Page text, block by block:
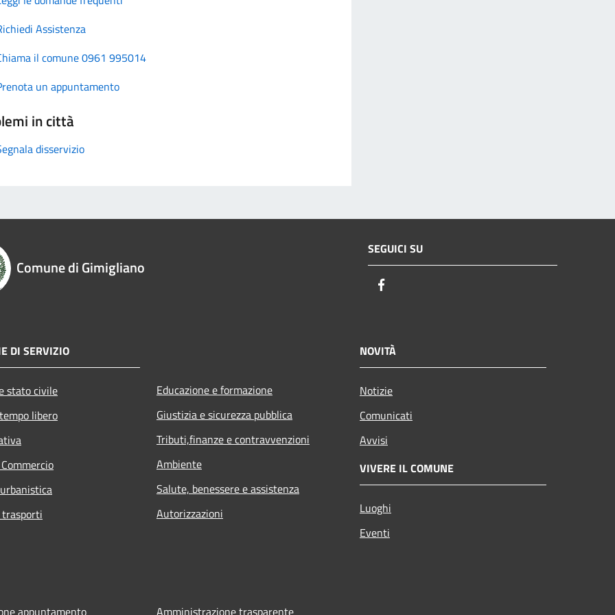
Assistenza
il comune 0961 995014
un appuntamento
in città
disservizio
Comune di Gimigliano
SEGUICI SU
DI SERVIZIO
stato civile
libero
Educazione e formazione
Giustizia e sicurezza pubblica
Tributi,finanze e contravvenzioni
Ambiente
Salute, benessere e assistenza
Autorizzazioni
NOVITÀ
Notizie
Comunicati
Avvisi
VIVERE IL COMUNE
Luoghi
Eventi
appuntamento Amministrazione trasparente